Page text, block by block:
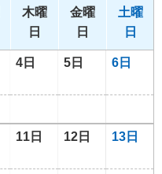
木曜
日
金曜
日
土曜
日
4日 5日 6日
11日 12日 13日